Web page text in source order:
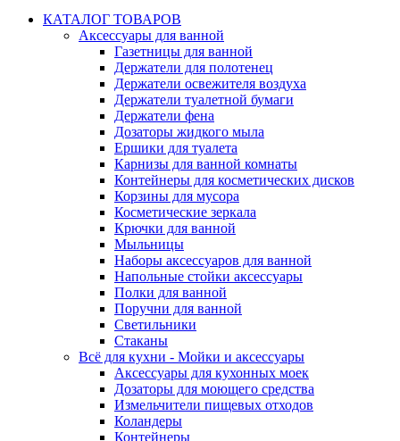
КАТАЛОГ ТОВАРОВ
Аксессуары для ванной
Газетницы для ванной
Держатели для полотенец
Держатели освежителя воздуха
Держатели туалетной бумаги
Держатели фена
Дозаторы жидкого мыла
Ершики для туалета
Карнизы для ванной комнаты
Контейнеры для косметических дисков
Корзины для мусора
Косметические зеркала
Крючки для ванной
Мыльницы
Наборы аксессуаров для ванной
Напольные стойки аксессуары
Полки для ванной
Поручни для ванной
Светильники
Стаканы
Всё для кухни - Мойки и аксессуары
Аксессуары для кухонных моек
Дозаторы для моющего средства
Измельчители пищевых отходов
Коландеры
Контейнеры